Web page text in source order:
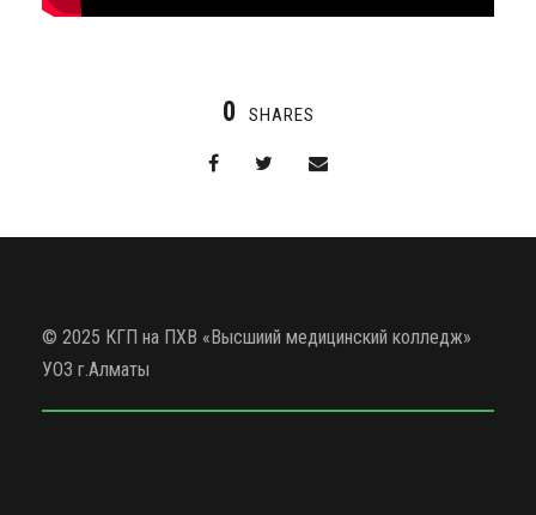
0 SHARES
© 2025 КГП на ПХВ «Высшиий медицинский колледж»
УОЗ г.Алматы